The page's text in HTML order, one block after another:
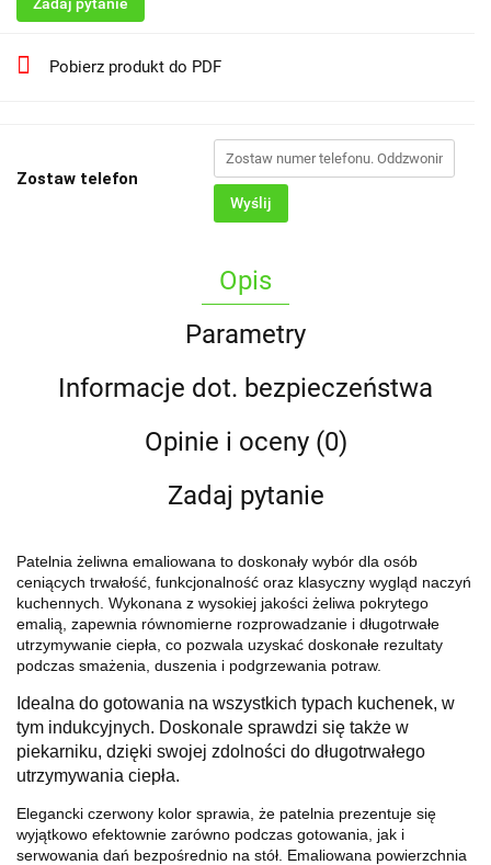
Pobierz produkt do PDF
Zostaw telefon
Wyślij
Opis
Parametry
Informacje dot. bezpieczeństwa
Opinie i oceny (0)
Zadaj pytanie
Patelnia żeliwna emaliowana to doskonały wybór dla osób
ceniących trwałość, funkcjonalność oraz klasyczny wygląd naczyń
kuchennych. Wykonana z wysokiej jakości żeliwa pokrytego
emalią, zapewnia równomierne rozprowadzanie i długotrwałe
utrzymywanie ciepła, co pozwala uzyskać doskonałe rezultaty
podczas smażenia, duszenia i podgrzewania potraw.
Idealna do gotowania na wszystkich typach kuchenek, w
tym indukcyjnych. Doskonale sprawdzi się także w
piekarniku, dzięki swojej zdolności do długotrwałego
utrzymywania ciepła.
Elegancki czerwony kolor sprawia, że patelnia prezentuje się
wyjątkowo efektownie zarówno podczas gotowania, jak i
serwowania dań bezpośrednio na stół. Emaliowana powierzchnia